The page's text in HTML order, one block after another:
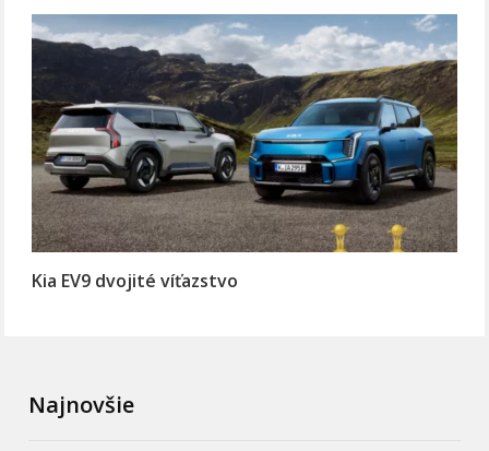
Kia EV9 dvojité víťazstvo
Najnovšie